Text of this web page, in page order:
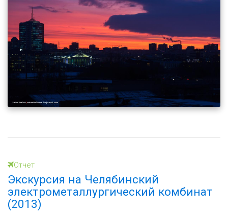
Отчет
Экскурсия на Челябинский
электрометаллургический комбинат
(2013)